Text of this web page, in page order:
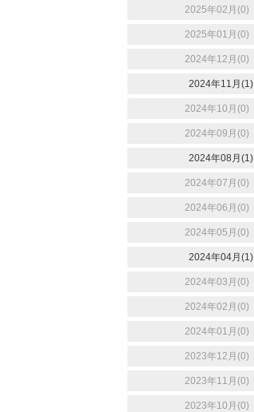
2025年02月(0)
2025年01月(0)
2024年12月(0)
2024年11月(1)
2024年10月(0)
2024年09月(0)
2024年08月(1)
2024年07月(0)
2024年06月(0)
2024年05月(0)
2024年04月(1)
2024年03月(0)
2024年02月(0)
2024年01月(0)
2023年12月(0)
2023年11月(0)
2023年10月(0)